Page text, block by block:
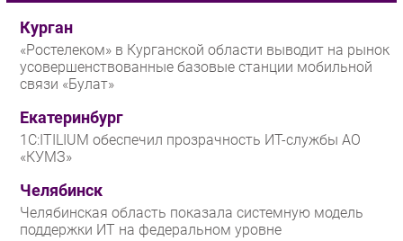
Курган
«Ростелеком» в Курганской области выводит на рынок
усовершенствованные базовые станции мобильной
связи «Булат»
Екатеринбург
1С:ITILIUM обеспечил прозрачность ИТ-службы АО
«КУМЗ»
Челябинск
Челябинская область показала системную модель
поддержки ИТ на федеральном уровне